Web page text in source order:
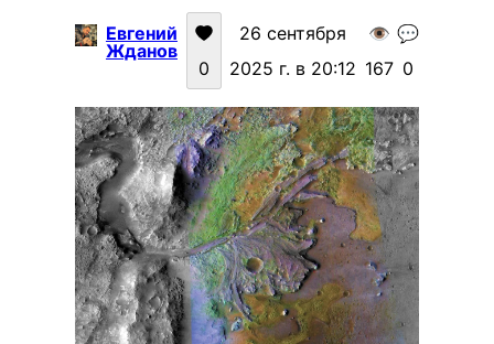
Евгений
Жданов
0
26 сентября
2025 г. в 20:12
👁️
167
💬
0